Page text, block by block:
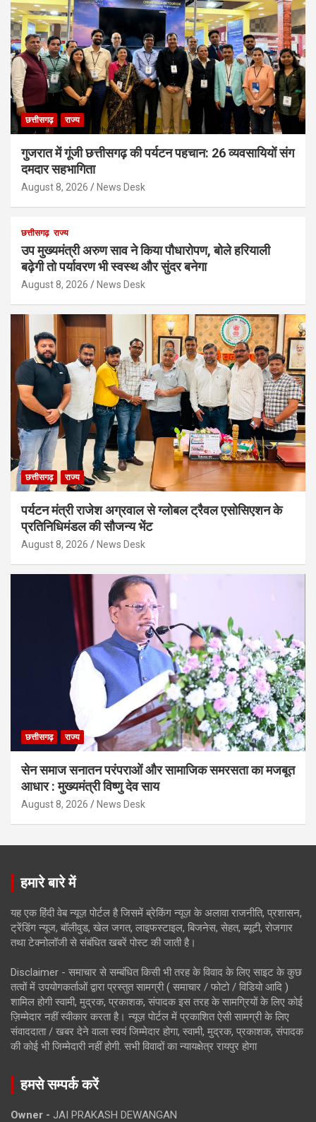
छत्तीसगढ़ राज्य
गुजरात में गूंजी छत्तीसगढ़ की पर्यटन पहचान: 26 व्यवसायियों संग
दमदार सहभागिता
August 8, 2026 News Desk
छत्तीसगढ़ राज्य
उप मुख्यमंत्री अरुण साव ने किया पौधारोपण, बोले हरियाली
बढ़ेगी तो पर्यावरण भी स्वस्थ और सुंदर बनेगा
August 8, 2026 News Desk
छत्तीसगढ़ राज्य
पर्यटन मंत्री राजेश अग्रवाल से ग्लोबल ट्रैवल एसोसिएशन के
प्रतिनिधिमंडल की सौजन्य भेंट
August 8, 2026 News Desk
छत्तीसगढ़ राज्य
सेन समाज सनातन परंपराओं और सामाजिक समरसता का मजबूत
आधार : मुख्यमंत्री विष्णु देव साय
August 8, 2026 News Desk
हमारे बारे में
यह एक हिंदी वेब न्यूज़ पोर्टल है जिसमें ब्रेकिंग न्यूज़ के अलावा राजनीति, प्रशासन,
ट्रेंडिंग न्यूज, बॉलीवुड, खेल जगत, लाइफस्टाइल, बिजनेस, सेहत, ब्यूटी, रोजगार
तथा टेक्नोलॉजी से संबंधित खबरें पोस्ट की जाती है।
Disclaimer - समाचार से सम्बंधित किसी भी तरह के विवाद के लिए साइट के कुछ
तत्वों में उपयोगकर्ताओं द्वारा प्रस्तुत सामग्री ( समाचार / फोटो / विडियो आदि )
शामिल होगी स्वामी, मुद्रक, प्रकाशक, संपादक इस तरह के सामग्रियों के लिए कोई
ज़िम्मेदार नहीं स्वीकार करता है। न्यूज़ पोर्टल में प्रकाशित ऐसी सामग्री के लिए
संवाददाता / खबर देने वाला स्वयं जिम्मेदार होगा, स्वामी, मुद्रक, प्रकाशक, संपादक
की कोई भी जिम्मेदारी नहीं होगी. सभी विवादों का न्यायक्षेत्र रायपुर होगा
हमसे सम्पर्क करें
Owner - JAI PRAKASH DEWANGAN